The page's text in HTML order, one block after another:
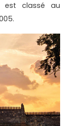
est classé au